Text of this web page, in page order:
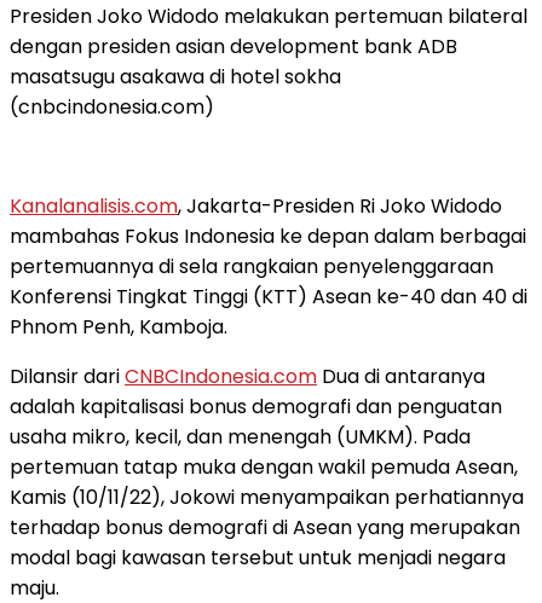
Presiden Joko Widodo melakukan pertemuan bilateral
dengan presiden asian development bank ADB
masatsugu asakawa di hotel sokha
(cnbcindonesia.com)
Kanalanalisis.com, Jakarta-Presiden Ri Joko Widodo
mambahas Fokus Indonesia ke depan dalam berbagai
pertemuannya di sela rangkaian penyelenggaraan
Konferensi Tingkat Tinggi (KTT) Asean ke-40 dan 40 di
Phnom Penh, Kamboja.
Dilansir dariCNBCIndonesia.com Dua di antaranya
adalah kapitalisasi bonus demografi dan penguatan
usaha mikro, kecil, dan menengah (UMKM). Pada
pertemuan tatap muka dengan wakil pemuda Asean,
Kamis (10/11/22), Jokowi menyampaikan perhatiannya
terhadap bonus demografi di Asean yang merupakan
modal bagi kawasan tersebut untuk menjadi negara
maju.